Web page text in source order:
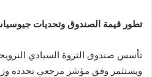
تطور قيمة الصندوق وتحديات
تأسس صندوق الثروة السيادي
ويستثمر وفق مؤشر مرجعي تحدده